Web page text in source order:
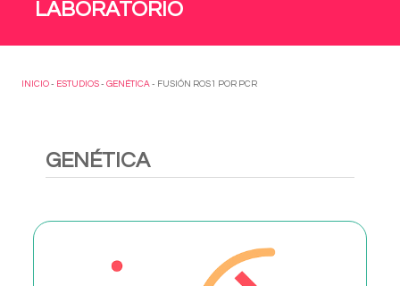
LABORATORIO
INICIO - ESTUDIOS - GENÉTICA - FUSIÓN ROS1 POR PCR
GENÉTICA